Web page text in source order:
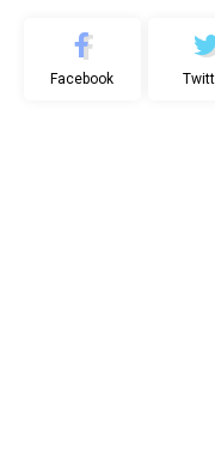
Facebook